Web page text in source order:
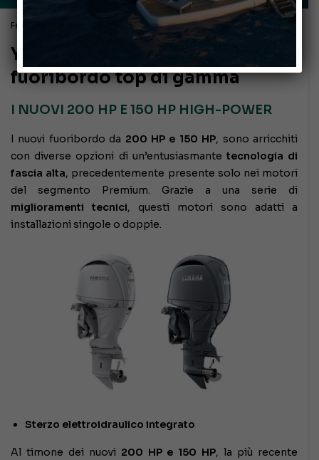
Febbraio 1, 2023
Yamaha presenta i nuovi
fuoribordo top di gamma
I NUOVI 200 HP E 150 HP HIGH-POWER
I nuovi fuoribordo da 200 HP e 150 HP, sono arricchiti
con diverse opzioni di un’entusiasmante tecnologia di
fascia alta, precedentemente presente solo nei motori
del segmento Premium. Grazie a una serie di
miglioramenti tecnici, questi motori sono adatti a
installazioni singole o doppie.
Sterzo elettroidraulico integrato
Al timone dei nuovi 200 HP e 150 HP, la più recente